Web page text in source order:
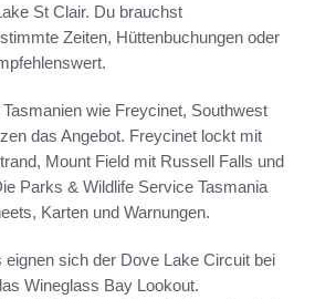
St Clair. Du brauchst
Zeiten, Hüttenbuchungen oder
wie Freycinet, Southwest
das Angebot. Freycinet lockt mit
Mount Field mit Russell Falls und
Parks & Wildlife Service Tasmania
Karten und Warnungen.
eignen sich der Dove Lake Circuit bei
Wineglass Bay Lookout.